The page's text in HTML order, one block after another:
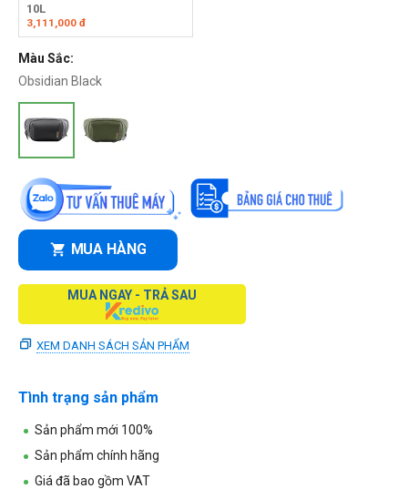
10L
3,111,000 đ
Màu Sắc:
Obsidian Black
MUA HÀNG
MUA NGAY - TRẢ SAU
XEM DANH SÁCH SẢN PHẨM
Tình trạng sản phẩm
Sản phẩm mới 100%
Sản phẩm chính hãng
Giá đã bao gồm VAT